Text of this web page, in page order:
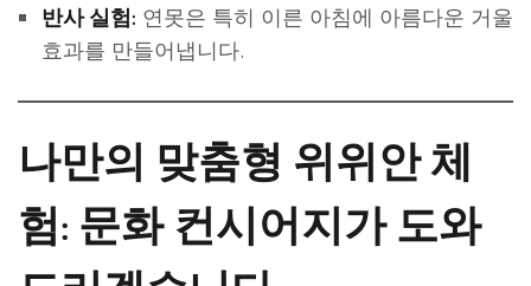
반사 실험: 연못은 특히 이른 아침에 아름다운 거울
효과를 만들어냅니다.
나만의 맞춤형 위위안 체
험: 문화 컨시어지가 도와